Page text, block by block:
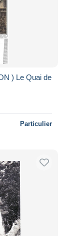
) Le Quai de
Particulier